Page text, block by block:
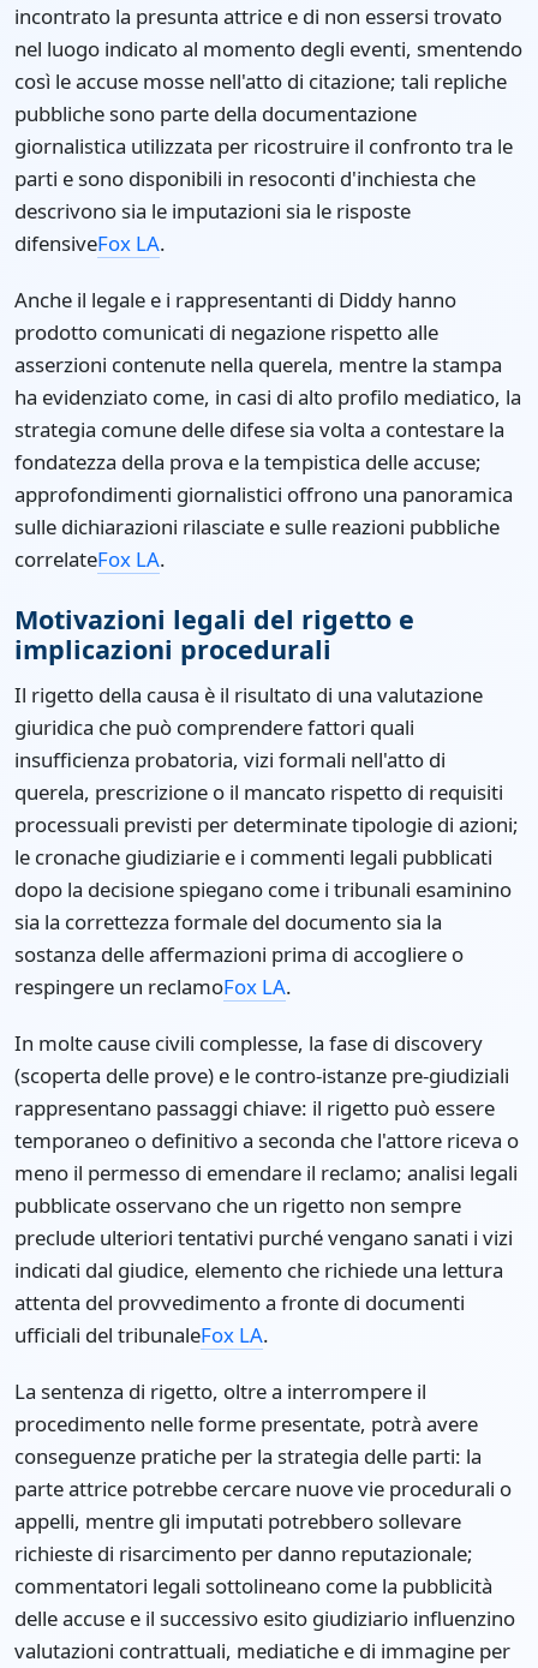
incontrato la presunta attrice e di non essersi trovato
nel luogo indicato al momento degli eventi, smentendo
così le accuse mosse nell'atto di citazione; tali repliche
pubbliche sono parte della documentazione
giornalistica utilizzata per ricostruire il confronto tra le
parti e sono disponibili in resoconti d'inchiesta che
descrivono sia le imputazioni sia le risposte
difensiveFox LA.
Anche il legale e i rappresentanti di Diddy hanno
prodotto comunicati di negazione rispetto alle
asserzioni contenute nella querela, mentre la stampa
ha evidenziato come, in casi di alto profilo mediatico, la
strategia comune delle difese sia volta a contestare la
fondatezza della prova e la tempistica delle accuse;
approfondimenti giornalistici offrono una panoramica
sulle dichiarazioni rilasciate e sulle reazioni pubbliche
correlateFox LA.
Motivazioni legali del rigetto e
implicazioni procedurali
Il rigetto della causa è il risultato di una valutazione
giuridica che può comprendere fattori quali
insufficienza probatoria, vizi formali nell'atto di
querela, prescrizione o il mancato rispetto di requisiti
processuali previsti per determinate tipologie di azioni;
le cronache giudiziarie e i commenti legali pubblicati
dopo la decisione spiegano come i tribunali esaminino
sia la correttezza formale del documento sia la
sostanza delle affermazioni prima di accogliere o
respingere un reclamoFox LA.
In molte cause civili complesse, la fase di discovery
(scoperta delle prove) e le contro-istanze pre-giudiziali
rappresentano passaggi chiave: il rigetto può essere
temporaneo o definitivo a seconda che l'attore riceva o
meno il permesso di emendare il reclamo; analisi legali
pubblicate osservano che un rigetto non sempre
preclude ulteriori tentativi purché vengano sanati i vizi
indicati dal giudice, elemento che richiede una lettura
attenta del provvedimento a fronte di documenti
ufficiali del tribunaleFox LA.
La sentenza di rigetto, oltre a interrompere il
procedimento nelle forme presentate, potrà avere
conseguenze pratiche per la strategia delle parti: la
parte attrice potrebbe cercare nuove vie procedurali o
appelli, mentre gli imputati potrebbero sollevare
richieste di risarcimento per danno reputazionale;
commentatori legali sottolineano come la pubblicità
delle accuse e il successivo esito giudiziario influenzino
valutazioni contrattuali, mediatiche e di immagine per